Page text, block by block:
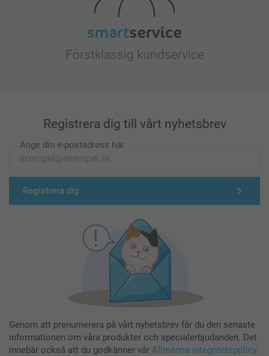
Förstklassig kundservice
Registrera dig till vårt nyhetsbrev
Ange din e-postadress här
Registrera dig
Genom att prenumerera på vårt nyhetsbrev får du den senaste
informationen om våra produkter och specialerbjudanden. Det
innebär också att du godkänner vår Allmänna integritetspolicy.